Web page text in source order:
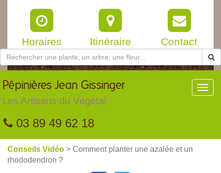
Horaires Itinéraire Contact
Pépinières Jean Gissinger
Les Artisans du Végétal
03 89 49 62 18
Conseils Vidéo > Comment planter une azalée et un
rhododendron ?